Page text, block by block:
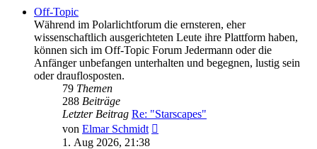
Off-Topic
Während im Polarlichtforum die ernsteren, eher
wissenschaftlich ausgerichteten Leute ihre Plattform haben,
können sich im Off-Topic Forum Jedermann oder die
Anfänger unbefangen unterhalten und begegnen, lustig sein
oder drauflosposten.
79 Themen
288 Beiträge
Letzter Beitrag Re: "Starscapes"
von Elmar Schmidt
1. Aug 2026, 21:38